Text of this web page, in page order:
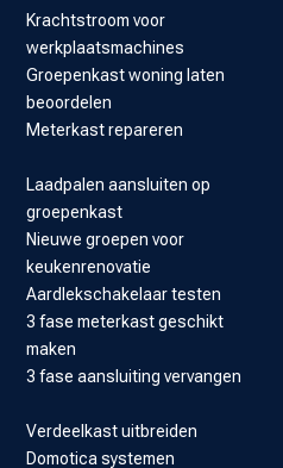
Krachtstroom voor
werkplaatsmachines
Groepenkast woning laten
beoordelen
Meterkast repareren
Laadpalen aansluiten op
groepenkast
Nieuwe groepen voor
keukenrenovatie
Aardlekschakelaar testen
3 fase meterkast geschikt
maken
3 fase aansluiting vervangen
Verdeelkast uitbreiden
Domotica systemen